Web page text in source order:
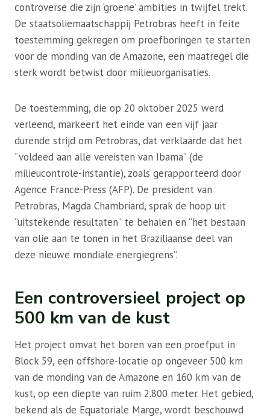
controverse die zijn ‘groene’ ambities in twijfel trekt.
De staatsoliemaatschappij Petrobras heeft in feite
toestemming gekregen om proefboringen te starten
voor de monding van de Amazone, een maatregel die
sterk wordt betwist door milieuorganisaties.
De toestemming, die op 20 oktober 2025 werd
verleend, markeert het einde van een vijf jaar
durende strijd om Petrobras, dat verklaarde dat het
“voldeed aan alle vereisten van Ibama” (de
milieucontrole-instantie), zoals gerapporteerd door
Agence France-Press (AFP). De president van
Petrobras, Magda Chambriard, sprak de hoop uit
“uitstekende resultaten” te behalen en “het bestaan ​​
van olie aan te tonen in het Braziliaanse deel van
deze nieuwe mondiale energiegrens”.
Een controversieel project op
500 km van de kust
Het project omvat het boren van een proefput in
Block 59, een offshore-locatie op ongeveer 500 km
van de monding van de Amazone en 160 km van de
kust, op een diepte van ruim 2.800 meter. Het gebied,
bekend als de Equatoriale Marge, wordt beschouwd